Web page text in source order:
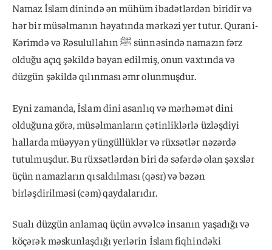
Namaz İslam dinində ən mühüm ibadətlərdən biridir və
hər bir müsəlmanın həyatında mərkəzi yer tutur. Qurani-
Kərimdə və Rəsulullahın ﷺ sünnəsində namazın fərz
olduğu açıq şəkildə bəyan edilmiş, onun vaxtında və
düzgün şəkildə qılınması əmr olunmuşdur.
Eyni zamanda, İslam dini asanlıq və mərhəmət dini
olduğuna görə, müsəlmanların çətinliklərlə üzləşdiyi
hallarda müəyyən yüngüllüklər və rüxsətlər nəzərdə
tutulmuşdur. Bu rüxsətlərdən biri də səfərdə olan şəxslər
üçün namazların qısaldılması (qəsr) və bəzən
birləşdirilməsi (cəm) qaydalarıdır.
Sualı düzgün anlamaq üçün əvvəlcə insanın yaşadığı və
köçərək məskunlaşdığı yerlərin İslam fiqhindəki